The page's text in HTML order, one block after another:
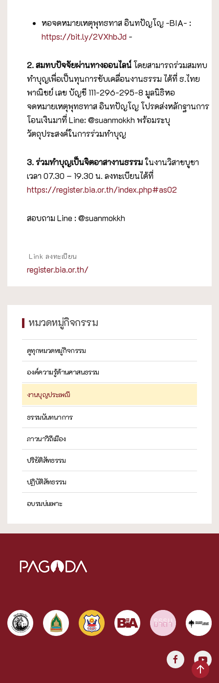
หอจดหมายเหตุพุทธทาส อินทปัญโญ -BIA- :
https://bit.ly/2VXhbJd -
2. สมทบปัจจัยผ่านทางออนไลน์โดยสามารถร่วมสมทบ
ทำบุญเพื่อเป็นทุนการขับเคลื่อนงานธรรม ได้ที่ ธ.ไทย
พาณิชย์ เลข บัญชี 111-296-295-8 มูลนิธิหอ
จดหมายเหตุพุทธทาส อินทปัญโญ โปรดส่งหลักฐานการ
โอนเงินมาที่ Line: @suanmokkh พร้อมระบุ
วัตถุประสงค์ในการร่วมทำบุญ
3. ร่วมทำบุญเป็นจิตอาสางานธรรมในงานวิสาขบูชา
เวลา 07.30 – 19.30 น. ลงทะเบียนได้ที่
https://register.bia.or.th/index.php#as02
สอบถาม Line : @suanmokkh
Link ลงทะเบียน
register.bia.or.th/
หมวดหมู่กิจกรรม
ดูทุกหมวดหมู่กิจกรรม
องค์ความรู้ด้านศาสนธรรม
งานบุญประเพณี
ธรรมนันทนาการ
ภาวนาวิถีเมือง
ปริยัติสัทธรรม
ปฏิบัติสัทธรรม
อบรมบ่มเพาะ